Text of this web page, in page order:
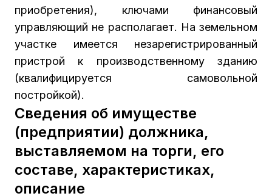
приобретения), ключами финансовый
управляющий не располагает. На земельном
участке имеется незарегистрированный
пристрой к производственному зданию
(квалифицируется самовольной
постройкой).
Сведения об имуществе
(предприятии) должника,
выставляемом на торги, его
составе, характеристиках,
описание